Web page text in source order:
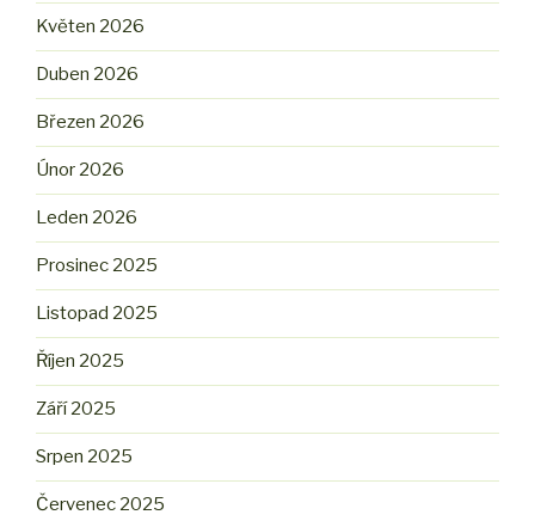
Květen 2026
Duben 2026
Březen 2026
Únor 2026
Leden 2026
Prosinec 2025
Listopad 2025
Říjen 2025
Září 2025
Srpen 2025
Červenec 2025